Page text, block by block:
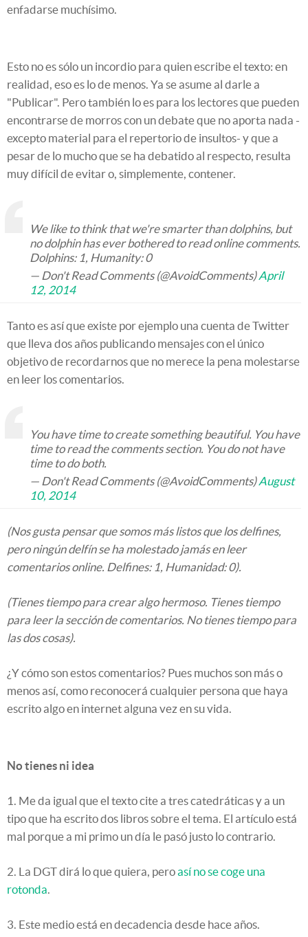
enfadarse muchísimo.
Esto no es sólo un incordio para quien escribe el texto: en
realidad, eso es lo de menos. Ya se asume al darle a
"Publicar". Pero también lo es para los lectores que pueden
encontrarse de morros con un debate que no aporta nada -
excepto material para el repertorio de insultos- y que a
pesar de lo mucho que se ha debatido al respecto, resulta
muy difícil de evitar o, simplemente, contener.
We like to think that we're smarter than dolphins, but
no dolphin has ever bothered to read online comments.
Dolphins: 1, Humanity: 0
— Don't Read Comments (@AvoidComments)April
12, 2014
Tanto es así que existe por ejemplo una cuenta de Twitter
que lleva dos años publicando mensajes con el único
objetivo de recordarnos que no merece la pena molestarse
en leer los comentarios.
You have time to create something beautiful. You have
time to read the comments section. You do not have
time to do both.
— Don't Read Comments (@AvoidComments)August
10, 2014
(Nos gusta pensar que somos más listos que los delfines,
pero ningún delfín se ha molestado jamás en leer
comentarios online. Delfines: 1, Humanidad: 0).
(Tienes tiempo para crear algo hermoso. Tienes tiempo
para leer la sección de comentarios. No tienes tiempo para
las dos cosas).
¿Y cómo son estos comentarios? Pues muchos son más o
menos así, como reconocerá cualquier persona que haya
escrito algo en internet alguna vez en su vida.
No tienes ni idea
1. Me da igual que el texto cite a tres catedráticas y a un
tipo que ha escrito dos libros sobre el tema. El artículo está
mal porque a mi primo un día le pasó justo lo contrario.
2. La DGT dirá lo que quiera, peroasí no se coge una
rotonda.
3. Este medio está en decadencia desde hace años.